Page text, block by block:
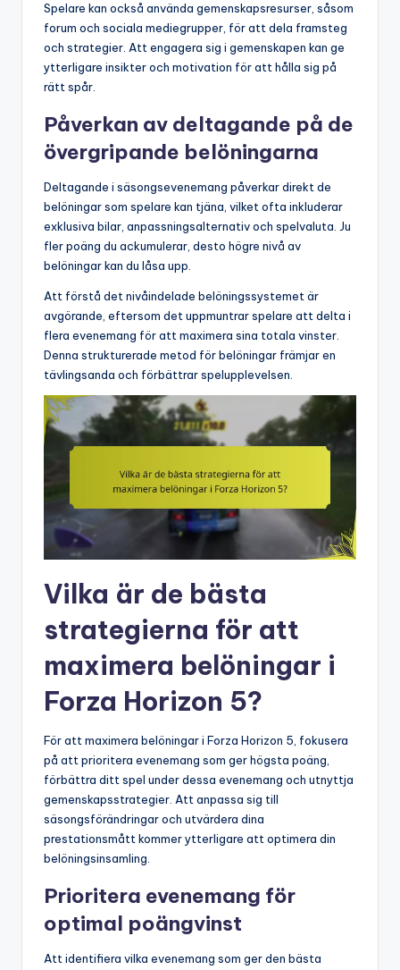
Spelare kan också använda gemenskapsresurser, såsom
forum och sociala mediegrupper, för att dela framsteg
och strategier. Att engagera sig i gemenskapen kan ge
ytterligare insikter och motivation för att hålla sig på
rätt spår.
Påverkan av deltagande på de
övergripande belöningarna
Deltagande i säsongsevenemang påverkar direkt de
belöningar som spelare kan tjäna, vilket ofta inkluderar
exklusiva bilar, anpassningsalternativ och spelvaluta. Ju
fler poäng du ackumulerar, desto högre nivå av
belöningar kan du låsa upp.
Att förstå det nivåindelade belöningssystemet är
avgörande, eftersom det uppmuntrar spelare att delta i
flera evenemang för att maximera sina totala vinster.
Denna strukturerade metod för belöningar främjar en
tävlingsanda och förbättrar spelupplevelsen.
Vilka är de bästa
strategierna för att
maximera belöningar i
Forza Horizon 5?
För att maximera belöningar i Forza Horizon 5, fokusera
på att prioritera evenemang som ger högsta poäng,
förbättra ditt spel under dessa evenemang och utnyttja
gemenskapsstrategier. Att anpassa sig till
säsongsförändringar och utvärdera dina
prestationsmått kommer ytterligare att optimera din
belöningsinsamling.
Prioritera evenemang för
optimal poängvinst
Att identifiera vilka evenemang som ger den bästa